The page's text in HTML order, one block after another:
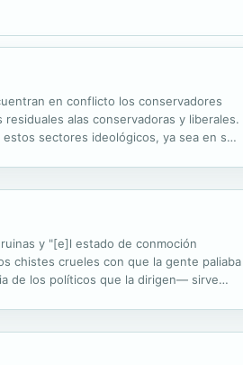
en conflicto los conservadores
alas conservadoras y liberales.
sectores ideológicos, ya sea en su
y "[e]l estado de conmoción
chistes crueles con que la gente paliaba
de los políticos que la dirigen— sirve